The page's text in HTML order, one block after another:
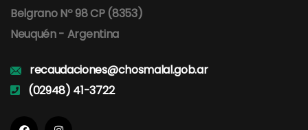
Belgrano Nº 98 CP (8353)
Neuquén - Argentina
recaudaciones@chosmalal.gob.ar
(02948) 41-3722